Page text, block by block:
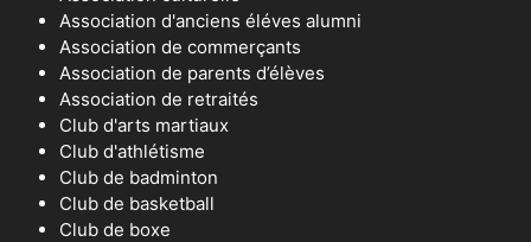
Association d'anciens éléves alumni
Association de commerçants
Association de parents d’élèves
Association de retraités
Club d'arts martiaux
Club d'athlétisme
Club de badminton
Club de basketball
Club de boxe